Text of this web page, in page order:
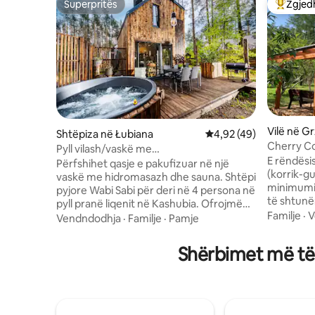
Superpritës
Superpritës
Shtëpiza në Łubiana Vlerësimi mesatar
4,92 (49)
Pyll vilash/vaskë me
hidromasazh/oxhak/sauna/liqeni
Kashubia
Përfshihet qasje e pakufizuar në një
vaskë me hidromasazh dhe sauna. Shtëpi
pyjore Wabi Sabi për deri në 4 persona në
pyll pranë liqenit në Kashubia. Ofrojmë
një vilë fshati dykatëshe me rreth 45m2
ndenjjeje të përbashkët me një aneks,
një dhomë ngrënieje, një banjë dhe një
Vendndodhja · Familje · Pamje
Më të
Vilë në
Cherry
Natura
E
(korrik-
të
prej druri
Vila
gardh
Familje ·
Shërbimet më